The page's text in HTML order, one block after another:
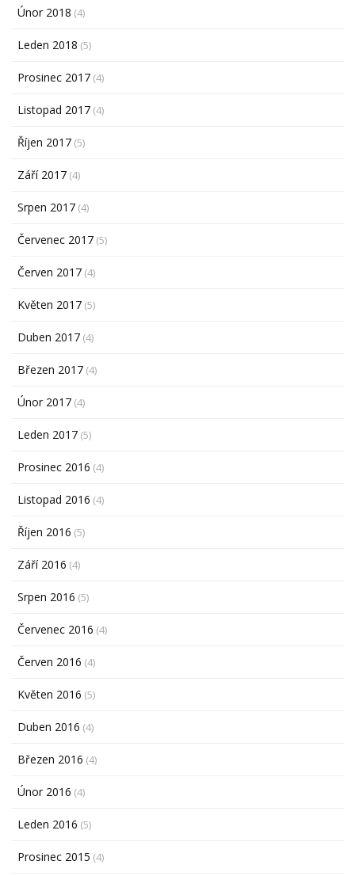
Únor 2018 (4)
Leden 2018 (5)
Prosinec 2017 (4)
Listopad 2017 (4)
Říjen 2017 (5)
Září 2017 (4)
Srpen 2017 (4)
Červenec 2017 (5)
Červen 2017 (4)
Květen 2017 (5)
Duben 2017 (4)
Březen 2017 (4)
Únor 2017 (4)
Leden 2017 (5)
Prosinec 2016 (4)
Listopad 2016 (4)
Říjen 2016 (5)
Září 2016 (4)
Srpen 2016 (5)
Červenec 2016 (4)
Červen 2016 (4)
Květen 2016 (5)
Duben 2016 (4)
Březen 2016 (4)
Únor 2016 (4)
Leden 2016 (5)
Prosinec 2015 (4)